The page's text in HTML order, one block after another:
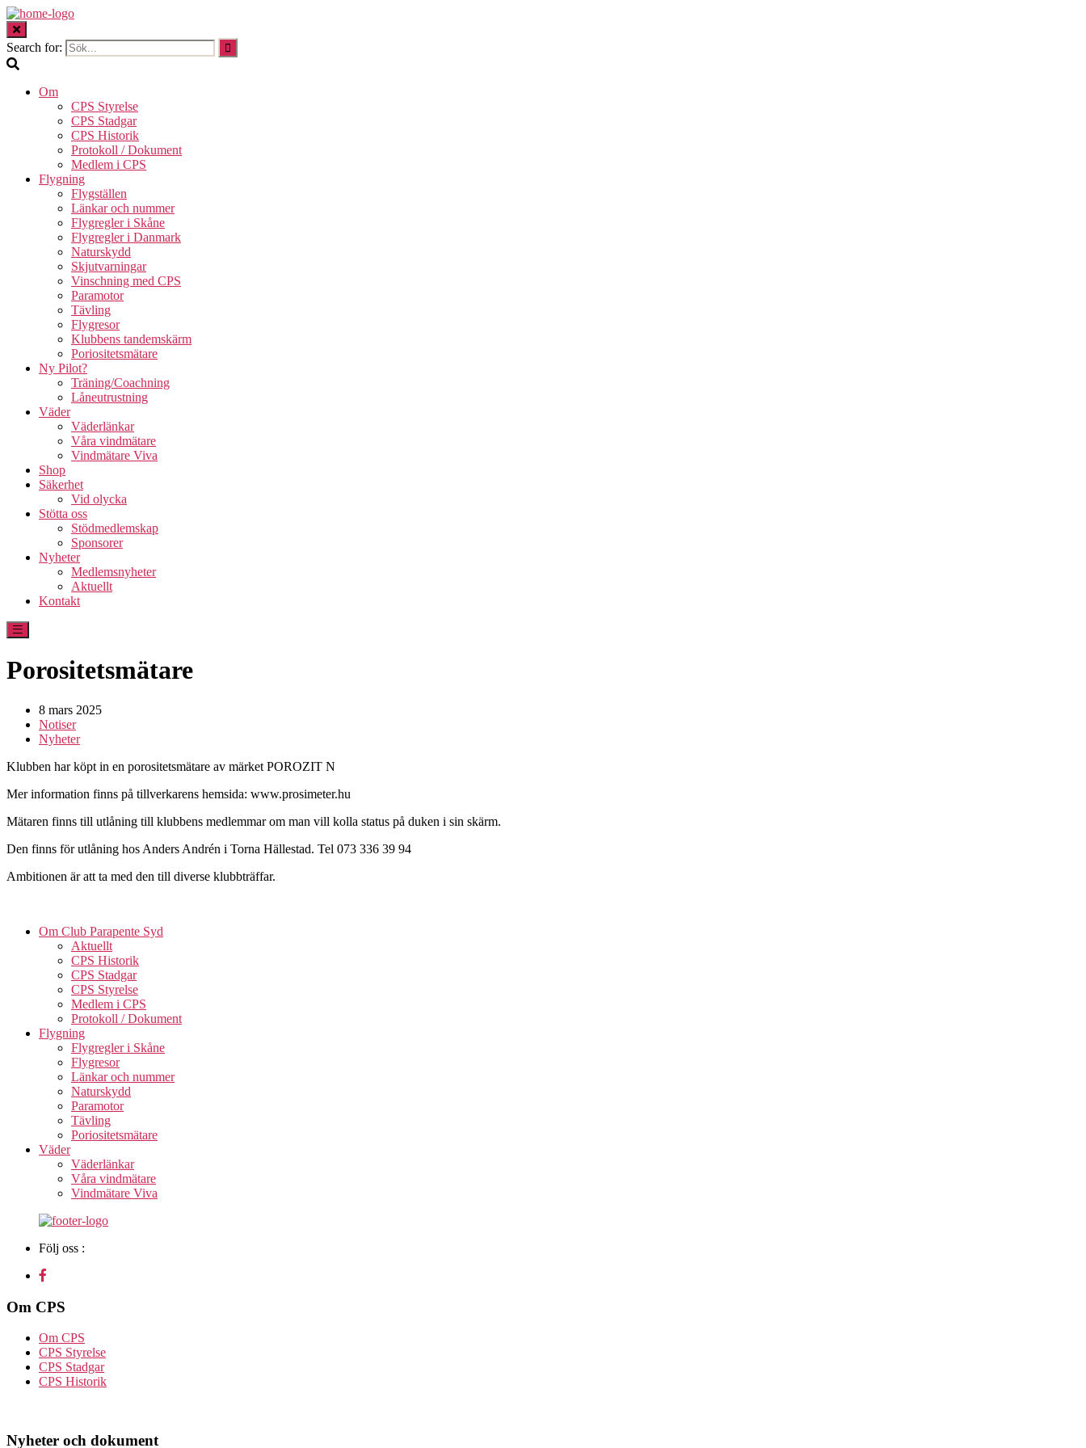
Search for:
Om
CPS Styrelse
CPS Stadgar
CPS Historik
Protokoll / Dokument
Medlem i CPS
Flygning
Flygställen
Länkar och nummer
Flygregler i Skåne
Flygregler i Danmark
Naturskydd
Skjutvarningar
Vinschning med CPS
Paramotor
Tävling
Flygresor
Klubbens tandemskärm
Poriositetsmätare
Ny Pilot?
Träning/Coachning
Låneutrustning
Väder
Väderlänkar
Våra vindmätare
Vindmätare Viva
Shop
Säkerhet
Vid olycka
Stötta oss
Stödmedlemskap
Sponsorer
Nyheter
Medlemsnyheter
Aktuellt
Kontakt
Porositetsmätare
8 mars 2025
Notiser
Nyheter
Klubben har köpt in en porositetsmätare av märket POROZIT N
Mer information finns på tillverkarens hemsida: www.prosimeter.hu
Mätaren finns till utlåning till klubbens medlemmar om man vill kolla status på duken i sin skärm.
Den finns för utlåning hos Anders Andrén i Torna Hällestad. Tel 073 336 39 94
Ambitionen är att ta med den till diverse klubbträffar.
Om Club Parapente Syd
Aktuellt
CPS Historik
CPS Stadgar
CPS Styrelse
Medlem i CPS
Protokoll / Dokument
Flygning
Flygregler i Skåne
Flygresor
Länkar och nummer
Naturskydd
Paramotor
Tävling
Poriositetsmätare
Väder
Väderlänkar
Våra vindmätare
Vindmätare Viva
Följ oss :
Om CPS
Om CPS
CPS Styrelse
CPS Stadgar
CPS Historik
Nyheter och dokument